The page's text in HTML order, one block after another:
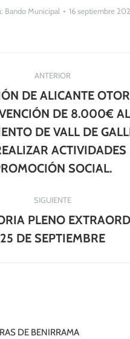
Bando Municipal 16 septiembre
ANTERIOR
Publicación
anterior:
DE ALICANTE
DE 8.000€ AL
DE VALL DE
ACTIVIDADES
SOCIAL.
SIGUIENTE
Publicación
siguiente:
PLENO
25 DE SEPTIEMBRE
DE BENIRRAMA